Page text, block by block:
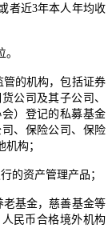
者近3年本人年均收
管的机构，包括证券
公司及其子公司、
）登记的私募基金
、保险公司、保险
构；
的资产管理产品；
老基金，慈善基金等
民币合格境外机构